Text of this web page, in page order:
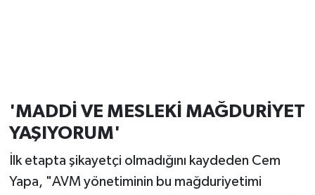
'MADDİ VE MESLEKİ MAĞDURİYET
YAŞIYORUM'
İlk etapta şikayetçi olmadığını kaydeden Cem
Yapa, "AVM yönetiminin bu mağduriyetimi